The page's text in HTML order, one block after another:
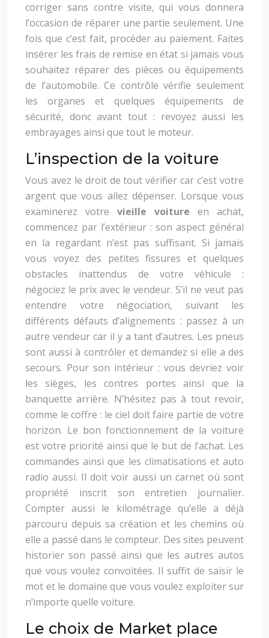
corriger sans contre visite, qui vous donnera
l’occasion de réparer une partie seulement. Une
fois que c’est fait, procéder au paiement. Faites
insérer les frais de remise en état si jamais vous
souhaitez réparer des pièces ou équipements
de l’automobile. Ce contrôle vérifie seulement
les organes et quelques équipements de
sécurité, donc avant tout : revoyez aussi les
embrayages ainsi que tout le moteur.
L’inspection de la voiture
Vous avez le droit de tout vérifier car c’est votre
argent que vous allez dépenser. Lorsque vous
examinerez votre vieille voiture en achat,
commencez par l’extérieur : son aspect général
en la regardant n’est pas suffisant. Si jamais
vous voyez des petites fissures et quelques
obstacles inattendus de votre véhicule :
négociez le prix avec le vendeur. S’il ne veut pas
entendre votre négociation, suivant les
différents défauts d’alignements : passez à un
autre vendeur car il y a tant d’autres. Les pneus
sont aussi à contrôler et demandez si elle a des
secours. Pour son intérieur : vous devriez voir
les sièges, les contres portes ainsi que la
banquette arrière. N’hésitez pas à tout revoir,
comme le coffre : le ciel doit faire partie de votre
horizon. Le bon fonctionnement de la voiture
est votre priorité ainsi que le but de l’achat. Les
commandes ainsi que les climatisations et auto
radio aussi. Il doit voir aussi un carnet où sont
propriété inscrit son entretien journalier.
Compter aussi le kilométrage qu’elle a déjà
parcouru depuis sa création et les chemins où
elle a passé dans le compteur. Des sites peuvent
historier son passé ainsi que les autres autos
que vous voulez convoitées. Il suffit de saisir le
mot et le domaine que vous voulez exploiter sur
n’importe quelle voiture.
Le choix de Market place